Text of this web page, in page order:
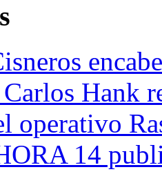
Hank
operativo
14